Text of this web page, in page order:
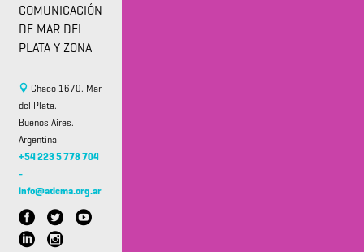
COMUNICACIÓN
DE MAR DEL
PLATA Y ZONA
Chaco 1670. Mar
del Plata.
Buenos Aires.
Argentina
+54 223 5 778 704
-
info@aticma.org.ar